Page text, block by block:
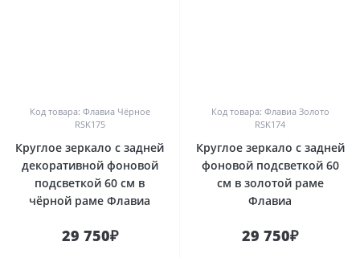
Код товара: Флавиа Чёрное
RSK175
Круглое зеркало с задней
декоративной фоновой
подсветкой 60 см в
чёрной раме Флавиа
29 750₽
Код товара: Флавиа Золото
RSK174
Круглое зеркало с задней
фоновой подсветкой 60
см в золотой раме
Флавиа
29 750₽